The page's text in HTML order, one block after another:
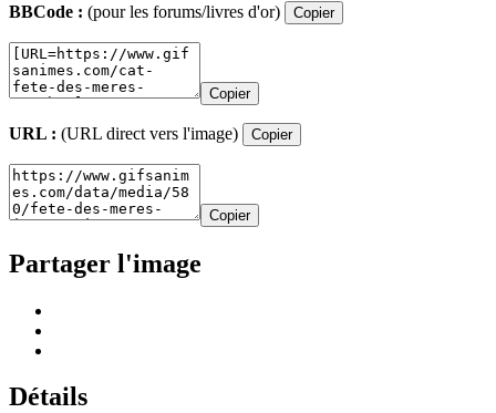
BBCode : (pour les forums/livres d'or) Copier
Copier
URL : (URL direct vers l'image) Copier
Copier
Partager l'image
Détails